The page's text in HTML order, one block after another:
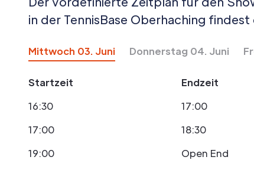
in der TennisBase Oberhaching
Mittwoch 03. Juni Donnerstag 04. Juni
Startzeit Endzeit
16:30
17:00
17:00
18:30
19:00
Open End